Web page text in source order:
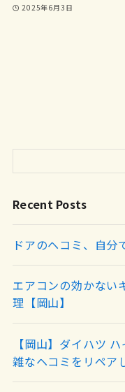
2025年6月3日
Recent Posts
ドアのヘコミ、自分
エアコンの効かない
理【岡山】
【岡山】ダイハツ
雑なヘコミをリペア